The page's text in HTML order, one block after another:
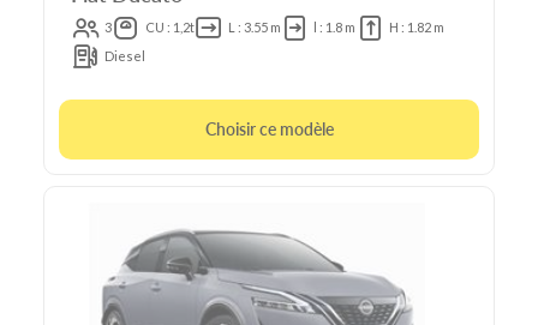
3 CU : 1,2t L : 3.55 m l : 1.8 m
H : 1.82 m
Diesel
Choisir ce modèle